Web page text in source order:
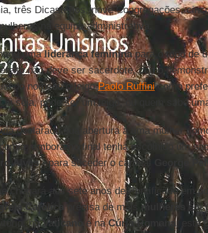
três Dicastérios, nove Congregações,
na equipe administrativa.
umaliderança femininapara o topo de
não deve ser sacerdote, como
nomeou o leigoPaolo Ruffinicomo
seja, pode ser um leigo, ou quem sabe
declarado sua abertura a uma mulher
embora no final tenha escolhido um
Alves- para suceder o cardeal George
chegará aos sete anos de Pontificado em
Católica precisa de mais mulheres
em
noVaticano e naCúria Romana, está